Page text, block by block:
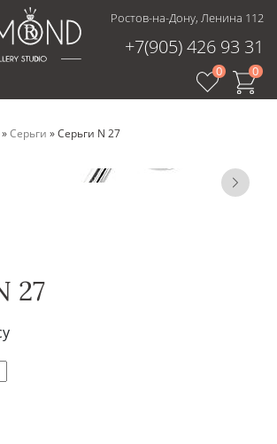
Ростов-на-Дону, Ленина 112
+7(905) 426 93 31
0 0
»Серьги »Серьги N 27
27